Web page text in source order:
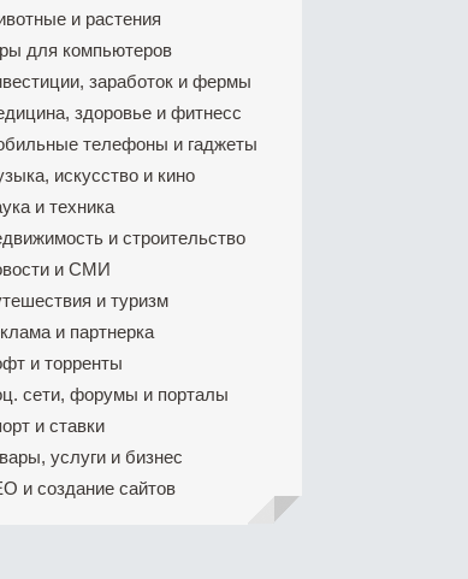
и растения
для компьютеров
заработок и фермы
здоровье и фитнесс
телефоны и гаджеты
искусство и кино
и техника
и строительство
и СМИ
и туризм
и партнерка
и торренты
сети, форумы и порталы
и ставки
услуги и бизнес
и создание сайтов